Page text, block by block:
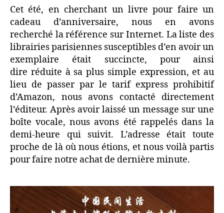
de
bois
T’ou-
Sè-
Wè
Cet été, en cherchant un livre pour faire un
cadeau d’anniversaire, nous en avons
recherché la référence sur Internet. La liste des
librairies parisiennes susceptibles d’en avoir un
exemplaire était succincte, pour ainsi
dire réduite à sa plus simple expression, et au
lieu de passer par le tarif express prohibitif
d’Amazon, nous avons contacté directement
l’éditeur. Après avoir laissé un message sur une
boîte vocale, nous avons été rappelés dans la
demi-heure qui suivit. L’adresse était toute
proche de là où nous étions, et nous voilà partis
pour faire notre achat de dernière minute.